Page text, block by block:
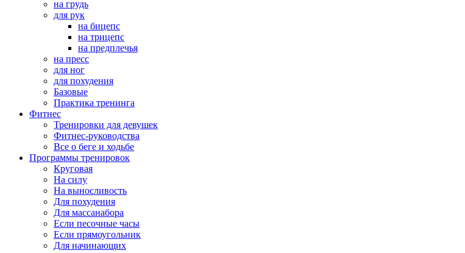
на грудь
для рук
на бицепс
на трицепс
на предплечья
на пресс
для ног
для похудения
Базовые
Практика тренинга
Фитнес
Тренировки для девушек
Фитнес-руководства
Все о беге и ходьбе
Программы тренировок
Круговая
На силу
На выносливость
Для похудения
Для массанабора
Если песочные часы
Если прямоугольник
Для начинающих